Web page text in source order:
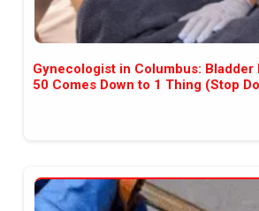
Gynecologist in Columbus:
50 Comes Down to 1 Thing (Stop